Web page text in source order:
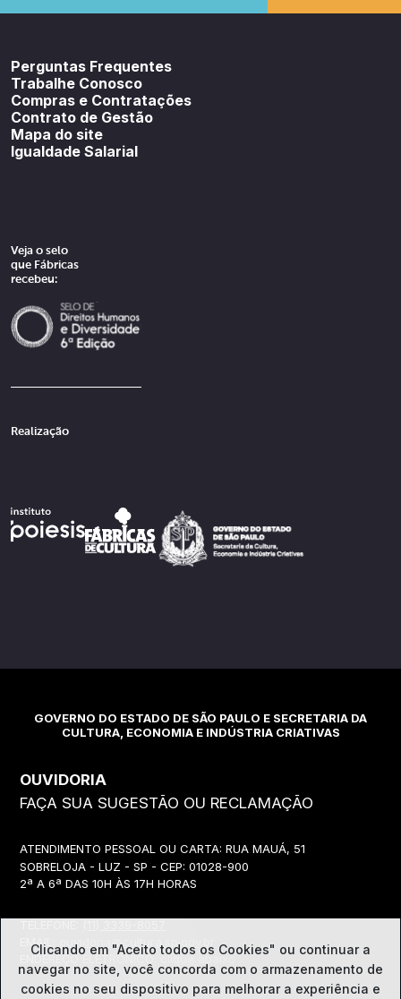
Perguntas Frequentes
Trabalhe Conosco
Compras e Contratações
Contrato de Gestão
Mapa do site
Igualdade Salarial
Veja o selo
que Fábricas
recebeu:
Realização
GOVERNO DO ESTADO DE SÃO PAULO E SECRETARIA DA
CULTURA, ECONOMIA E INDÚSTRIA CRIATIVAS
OUVIDORIA
FAÇA SUA SUGESTÃO OU RECLAMAÇÃO
ATENDIMENTO PESSOAL OU CARTA: RUA MAUÁ, 51
SOBRELOJA - LUZ - SP - CEP: 01028-900
2ª A 6ª DAS 10H ÀS 17H HORAS
EMAIL:
ouvidoria@cultura.sp.gov.br
ENDEREÇO ELETRÔNICO: clique abaixo
Clicando em "Aceito todos os Cookies" ou continuar a
navegar no site, você concorda com o armazenamento de
cookies no seu dispositivo para melhorar a experiência e